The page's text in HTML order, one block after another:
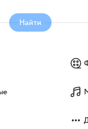
Найти